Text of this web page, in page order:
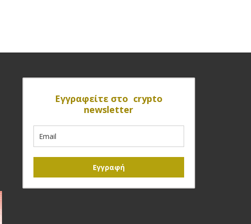
Eγγραφείτε στο crypto
newsletter
Εγγραφή